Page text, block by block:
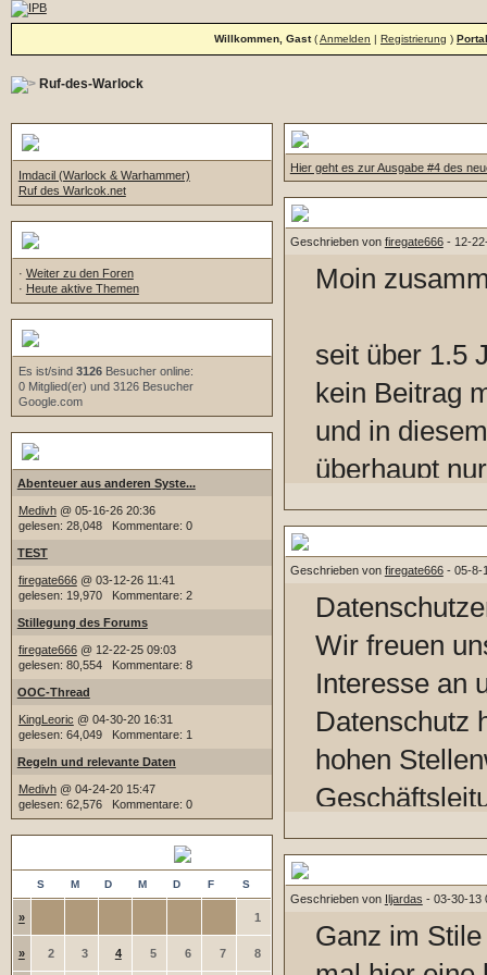
Willkommen, Gast(Anmelden | Registrierung ) Portal
Ruf-des-Warlock
Imdacil (Warlock & Warhammer)
Ruf des Warlcok.net
· Weiter zu den Foren
· Heute aktive Themen
Es ist/sind 3126Besucher online:
0 Mitglied(er) und 3126 Besucher
Google.com
Abenteuer aus anderen Syste...
Medivh@ 05-16-26 20:36
gelesen: 28,048 Kommentare: 0
TEST
firegate666@ 03-12-26 11:41
gelesen: 19,970 Kommentare: 2
Stillegung des Forums
firegate666@ 12-22-25 09:03
gelesen: 80,554 Kommentare: 8
OOC-Thread
KingLeoric @ 04-30-20 16:31
gelesen: 64,049 Kommentare: 1
Regeln und relevante Daten
Medivh@ 04-24-20 15:47
gelesen: 62,576 Kommentare: 0
S M D M D F S
» 1
» 2 3 4 5 6 7 8
Hier geht es zur Ausgabe #4 des
Geschrieben von firegate666- 12-
Moin
seit über 1.5
kein Beitrag
und in
überhaupt
einem
macht, den
aufrecht zu
Ursprung
aktuell auf
Version und
versucht - ist
zahle aktuell
Pauschale
mache ich
Aktivität ist.
Geschrieben von firegate666- 05-8-
Wir freuen
Interesse an
Datenschutz
hohen
Eine
jede Angabe
Daten
Geschrieben von Iljardas - 03-30-13
Ganz im